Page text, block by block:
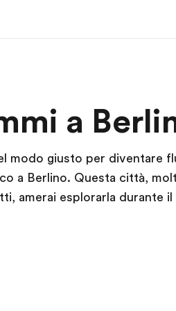
Vedi la nostra
a
modo giusto per diventare
a Berlino. Questa città,
amerai esplorarla